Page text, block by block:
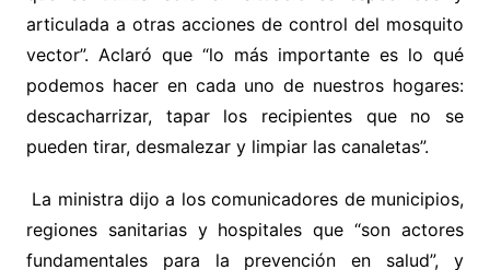
articulada a otras acciones de control del mosquito
vector”. Aclaró que “lo más importante es lo qué
podemos hacer en cada uno de nuestros hogares:
descacharrizar, tapar los recipientes que no se
pueden tirar, desmalezar y limpiar las canaletas”.
La ministra dijo a los comunicadores de municipios,
regiones sanitarias y hospitales que “son actores
fundamentales para la prevención en salud”, y